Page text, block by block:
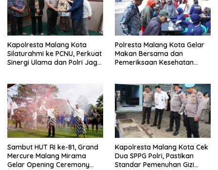
Kapolresta Malang Kota
Silaturahmi ke PCNU, Perkuat
Sinergi Ulama dan Polri Jaga
Polresta Malang Kota Gelar
Makan Bersama dan
Pemeriksaan Kesehatan
Sambut HUT RI ke-81, Grand
Mercure Malang Mirama
Gelar Opening Ceremony
Kapolresta Malang Kota Cek
Dua SPPG Polri, Pastikan
Standar Pemenuhan Gizi